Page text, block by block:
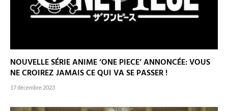
NOUVELLE SÉRIE ANIME ‘ONE PIECE’ ANNONCÉE: VOUS
NE CROIREZ JAMAIS CE QUI VA SE PASSER !
17 décembre 2023